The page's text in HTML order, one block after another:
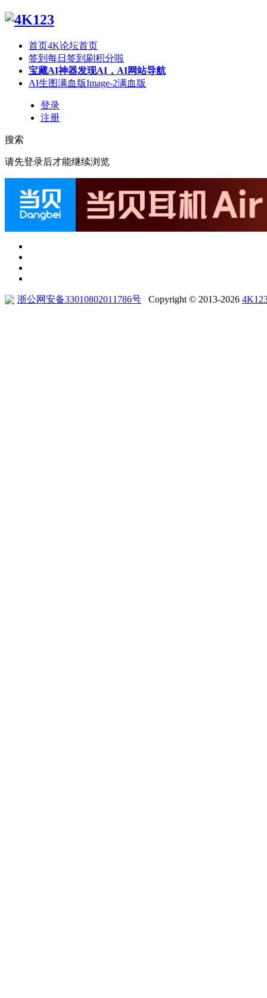
首页4K论坛首页
签到 每日签到刷积分啦
宝藏AI神器发现AI，AI网站导航
AI生图满血版Image-2满血版
登录
注册
搜索
请先登录后才能继续浏览
浙公网安备33010802011786号 Copyright © 2013-2026